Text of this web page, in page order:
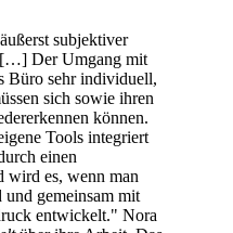
subjektiver
[…] Der Umgang mit
Büro sehr individuell,
sich sowie ihren
können.
Tools integriert
einen
wird es, wenn man
gemeinsam mit
entwickelt." Nora